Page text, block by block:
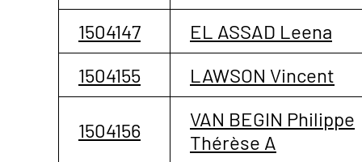
1504147
EL ASSAD Leena
1504155
LAWSON Vincent
1504156
VAN BEGIN Philippe
Thérèse A